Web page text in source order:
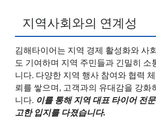
지역사회와의 연계성
김해타이어는 지역 경제 활성화와 사
도 기여하며 지역 주민들과 긴밀히 소
니다. 다양한 지역 행사 참여와 협력
뢰를 쌓으며, 고객과의 유대감을 강화
니다. 이를 통해 지역 대표 타이어 전
고한 입지를 다졌습니다.